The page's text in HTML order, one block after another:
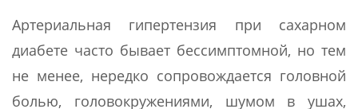
Артериальная гипертензия при сахарном
диабете часто бывает бессимптомной, но тем
не менее, нередко сопровождается головной
болью, головокружениями, шумом в ушах,